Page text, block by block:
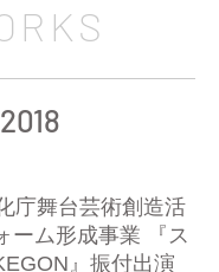
2018
庁舞台芸術創造活
ーム形成事業 『ス
』振付出演